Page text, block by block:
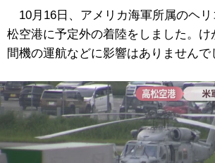
10月16日、アメリカ海軍所属のヘリ
松空港に予定外の着陸をしました。け
間機の運航などに影響はありませんで